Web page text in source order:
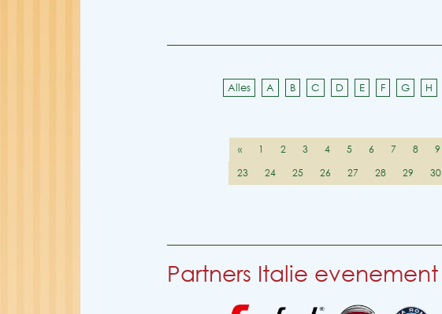
Alles A B C D E F G H
« 1 2 3 4 5 6 7 8 9
23
24 25 26 27 28 29 30
Partners Italie evenement